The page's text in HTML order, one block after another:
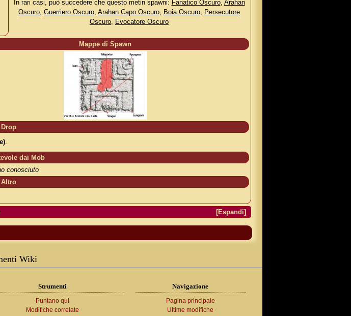
In rari casi, può succedere che questo metin spawni: Fanatico Oscuro, Arahan
Oscuro Guerriero Oscuro Arahan Capo Oscuro Boia Oscuro
Persecutore
Oscuro
Evocatore Oscuro
Mappe di Spawn
Drop
.
dai Mob
conosciuto
Altro
[Espandi]
Wiki
Strumenti
Puntano qui
Modifiche correlate
Navigazione
Pagina principale
Ultime modifiche